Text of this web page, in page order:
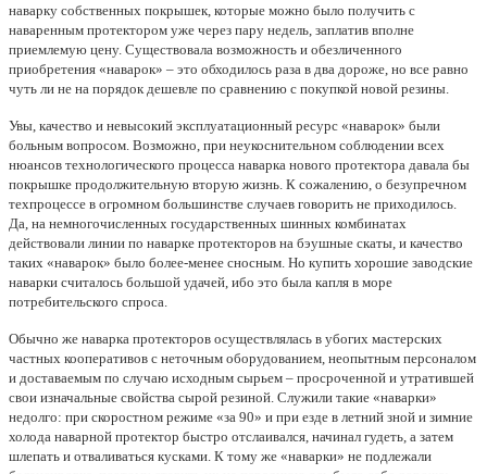
наварку собственных покрышек, которые можно было получить с
наваренным протектором уже через пару недель, заплатив вполне
приемлемую цену. Существовала возможность и обезличенного
приобретения «наварок» – это обходилось раза в два дороже, но все равно
чуть ли не на порядок дешевле по сравнению с покупкой новой резины.
Увы, качество и невысокий эксплуатационный ресурс «наварок» были
больным вопросом. Возможно, при неукоснительном соблюдении всех
нюансов технологического процесса наварка нового протектора давала бы
покрышке продолжительную вторую жизнь. К сожалению, о безупречном
техпроцессе в огромном большинстве случаев говорить не приходилось.
Да, на немногочисленных государственных шинных комбинатах
действовали линии по наварке протекторов на бэушные скаты, и качество
таких «наварок» было более-менее сносным. Но купить хорошие заводские
наварки считалось большой удачей, ибо это была капля в море
потребительского спроса.
Обычно же наварка протекторов осуществлялась в убогих мастерских
частных кооперативов с неточным оборудованием, неопытным персоналом
и доставаемым по случаю исходным сырьем – просроченной и утратившей
свои изначальные свойства сырой резиной. Служили такие «наварки»
недолго: при скоростном режиме «за 90» и при езде в летний зной и зимние
холода наварной протектор быстро отслаивался, начинал гудеть, а затем
шлепать и отваливаться кусками. К тому же «наварки» не подлежали